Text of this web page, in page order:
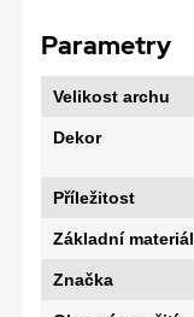
Parametry
Velikost archu
Dekor
Příležitost
Základní materiál
Značka